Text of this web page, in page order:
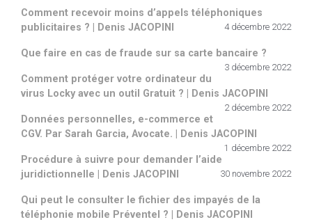
Comment recevoir moins d’appels téléphoniques
publicitaires ? | Denis JACOPINI
4 décembre 2022
Que faire en cas de fraude sur sa carte bancaire ?
3 décembre 2022
Comment protéger votre ordinateur du
virus Locky avec un outil Gratuit ? | Denis JACOPINI
2 décembre 2022
Données personnelles, e-commerce et
CGV. Par Sarah Garcia, Avocate. | Denis JACOPINI
1 décembre 2022
Procédure à suivre pour demander l’aide
juridictionnelle | Denis JACOPINI
30 novembre 2022
Qui peut le consulter le fichier des impayés de la
téléphonie mobile Préventel ? | Denis JACOPINI